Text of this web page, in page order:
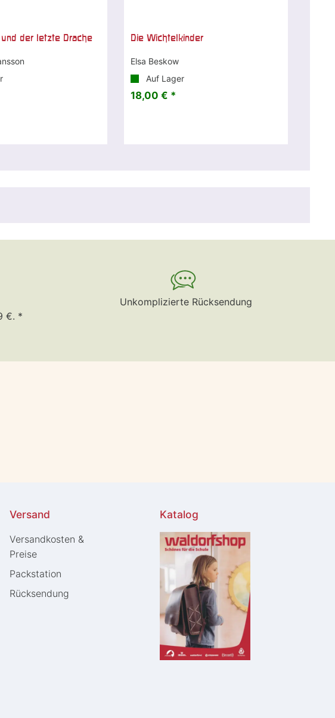
der letzte Drache Die Wichtelkinder
Elsa Beskow
Auf Lager
18,00 € *
€. *
Unkomplizierte Rücksendung
Versand
Versandkosten &
Preise
Packstation
Rücksendung
Katalog